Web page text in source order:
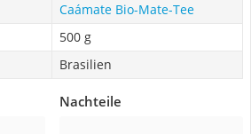
Caámate Bio-Mate-Tee
500 g
Brasilien
Nachteile